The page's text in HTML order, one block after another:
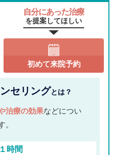
自分にあった治療
を提案してほしい
初めて来院予約
セリングとは？
治療の効果などについ
。
時間